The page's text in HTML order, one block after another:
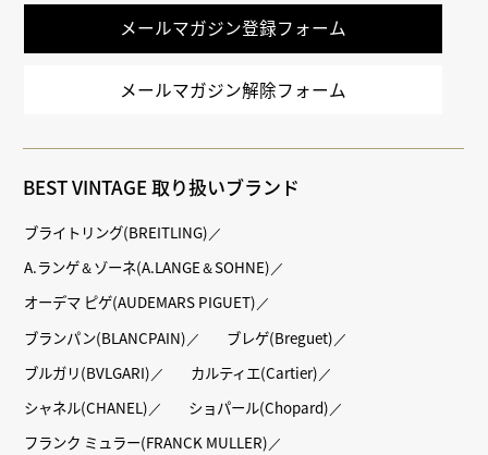
メールマガジン登録フォーム
メールマガジン解除フォーム
BEST VINTAGE 取り扱いブランド
ブライトリング(BREITLING)
A.ランゲ＆ゾーネ(A.LANGE＆SOHNE)
オーデマ ピゲ(AUDEMARS PIGUET)
ブランパン(BLANCPAIN)
ブレゲ(Breguet)
ブルガリ(BVLGARI)
カルティエ(Cartier)
シャネル(CHANEL)
ショパール(Chopard)
フランク ミュラー(FRANCK MULLER)